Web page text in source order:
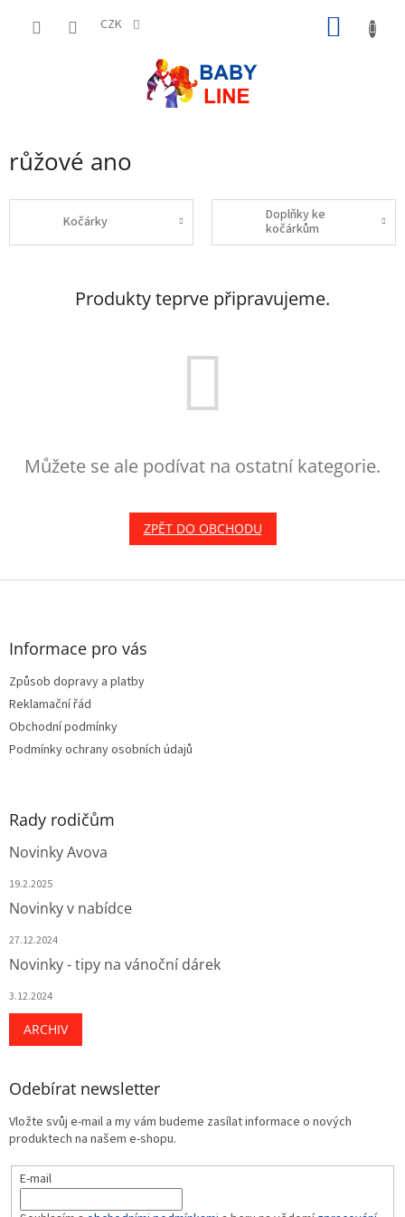
CZK
růžové ano
Kočárky
Doplňky ke
kočárkům
Produkty teprve připravujeme.
Můžete se ale podívat na ostatní kategorie.
ZPĚT DO OBCHODU
Z
Informace pro vás
Způsob dopravy a platby
Reklamační řád
Obchodní podmínky
Podmínky ochrany osobních údajů
Rady rodičům
Novinky Avova
19.2.2025
Novinky v nabídce
27.12.2024
Novinky - tipy na vánoční dárek
3.12.2024
ARCHIV
Odebírat newsletter
Vložte svůj e-mail a my vám budeme zasílat informace o nových
produktech na našem e-shopu.
E-mail